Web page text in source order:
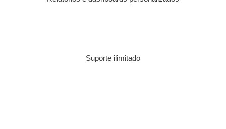
Suporte ilimitado